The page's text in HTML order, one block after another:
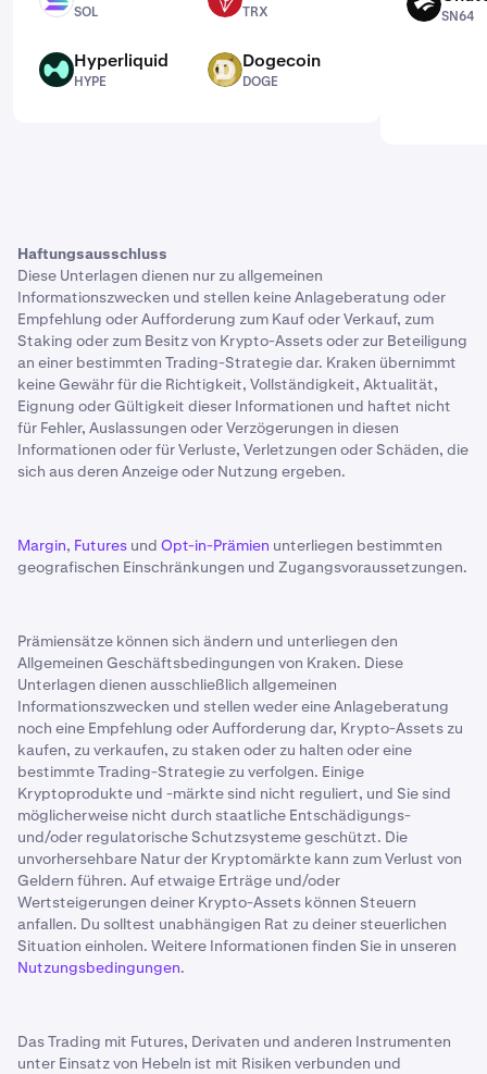
SOL TRX
HYPE Hyperliquid
HYPE
DOGE Dogecoin
DOGE
SN64
SN64
Haftungsausschluss
Diese Unterlagen dienen nur zu allgemeinen
Informationszwecken und stellen keine Anlageberatung oder
Empfehlung oder Aufforderung zum Kauf oder Verkauf, zum
Staking oder zum Besitz von Krypto-Assets oder zur Beteiligung
an einer bestimmten Trading-Strategie dar. Kraken übernimmt
keine Gewähr für die Richtigkeit, Vollständigkeit, Aktualität,
Eignung oder Gültigkeit dieser Informationen und haftet nicht
für Fehler, Auslassungen oder Verzögerungen in diesen
Informationen oder für Verluste, Verletzungen oder Schäden, die
sich aus deren Anzeige oder Nutzung ergeben.
Margin, Futures und Opt-in-Prämien unterliegen bestimmten
geografischen Einschränkungen und Zugangsvoraussetzungen.
Prämiensätze können sich ändern und unterliegen den
Allgemeinen Geschäftsbedingungen von Kraken. Diese
Unterlagen dienen ausschließlich allgemeinen
Informationszwecken und stellen weder eine Anlageberatung
noch eine Empfehlung oder Aufforderung dar, Krypto-Assets zu
kaufen, zu verkaufen, zu staken oder zu halten oder eine
bestimmte Trading-Strategie zu verfolgen. Einige
Kryptoprodukte und -märkte sind nicht reguliert, und Sie sind
möglicherweise nicht durch staatliche Entschädigungs-
und/oder regulatorische Schutzsysteme geschützt. Die
unvorhersehbare Natur der Kryptomärkte kann zum Verlust von
Geldern führen. Auf etwaige Erträge und/oder
Wertsteigerungen deiner Krypto-Assets können Steuern
anfallen. Du solltest unabhängigen Rat zu deiner steuerlichen
Situation einholen. Weitere Informationen finden Sie in unseren
Nutzungsbedingungen.
Das Trading mit Futures, Derivaten und anderen Instrumenten
unter Einsatz von Hebeln ist mit Risiken verbunden und